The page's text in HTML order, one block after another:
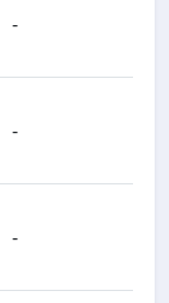
-
-
-